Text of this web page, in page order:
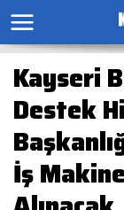
Kayseri
Destek
İş